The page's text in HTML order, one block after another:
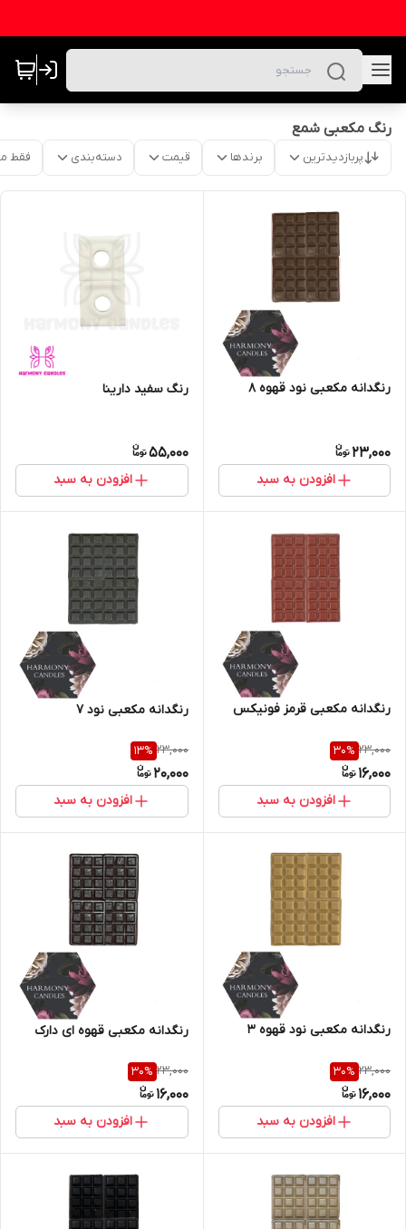
رنگ مکعبی شمع
پربازدیدترین برندها قیمت دسته‌بندی فقط
رنگدانه مکعبی نود قهوه ۸
23,000
افزودن به سبد
رنگ سفید دارینا
55,000
افزودن به سبد
رنگدانه مکعبی قرمز فونیکس
23,000
30%
16,000
افزودن به سبد
رنگدانه مکعبی نود ۷
23,000
13%
20,000
افزودن به سبد
رنگدانه مکعبی نود قهوه ۳
23,000
30%
16,000
افزودن به سبد
رنگدانه مکعبی قهوه ای دارک
23,000
30%
16,000
افزودن به سبد